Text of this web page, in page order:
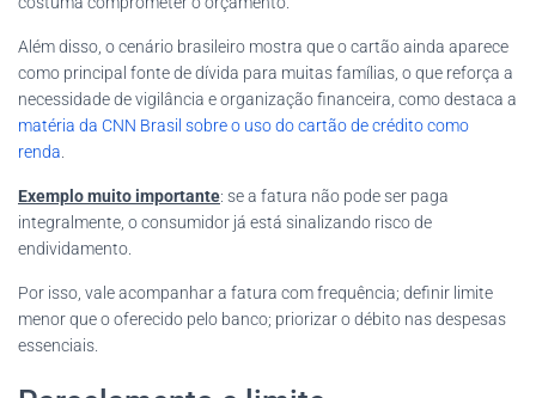
Além disso, o cenário brasileiro mostra que o cartão ainda aparece
como principal fonte de dívida para muitas famílias, o que reforça a
necessidade de vigilância e organização financeira, como destaca a
matéria da CNN Brasil sobre o uso do cartão de crédito como
renda.
Exemplo muito importante: se a fatura não pode ser paga
integralmente, o consumidor já está sinalizando risco de
endividamento.
Por isso, vale acompanhar a fatura com frequência; definir limite
menor que o oferecido pelo banco; priorizar o débito nas despesas
essenciais.